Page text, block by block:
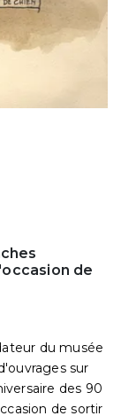
de
du musée
sur
des 90
de sortir